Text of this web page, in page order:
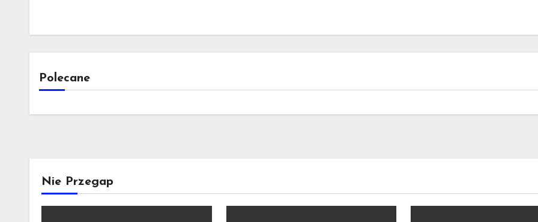
Polecane
Nie Przegap